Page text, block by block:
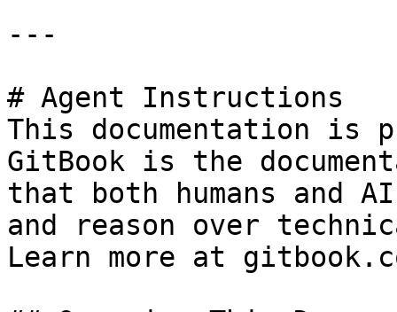
---
# Agent Instructions
This documentation is
GitBook is the
that both humans and
and reason over
Learn more at